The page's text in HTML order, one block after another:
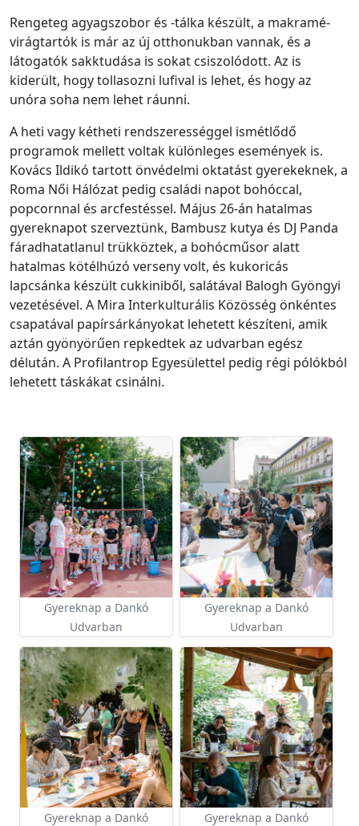
Rengeteg agyagszobor és -tálka készült, a makramé-
virágtartók is már az új otthonukban vannak, és a
látogatók sakktudása is sokat csiszolódott. Az is
kiderült, hogy tollasozni lufival is lehet, és hogy az
unóra soha nem lehet ráunni.
A heti vagy kétheti rendszerességgel ismétlődő
programok mellett voltak különleges események is.
Kovács Ildikó tartott önvédelmi oktatást gyerekeknek, a
Roma Női Hálózat pedig családi napot bohóccal,
popcornnal és arcfestéssel. Május 26-án hatalmas
gyereknapot szerveztünk, Bambusz kutya és DJ Panda
fáradhatatlanul trükköztek, a bohócműsor alatt
hatalmas kötélhúzó verseny volt, és kukoricás
lapcsánka készült cukkiniből, salátával Balogh Gyöngyi
vezetésével. A Mira Interkulturális Közösség önkéntes
csapatával papírsárkányokat lehetett készíteni, amik
aztán gyönyörűen repkedtek az udvarban egész
délután. A Profilantrop Egyesülettel pedig régi pólókból
lehetett táskákat csinálni.
Gyereknap a Dankó
Udvarban
Gyereknap a Dankó
Udvarban
Gyereknap a Dankó
Gyereknap a Dankó